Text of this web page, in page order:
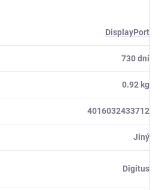
DisplayPort
730 dní
0.92 kg
4016032433712
Jiný
Digitus